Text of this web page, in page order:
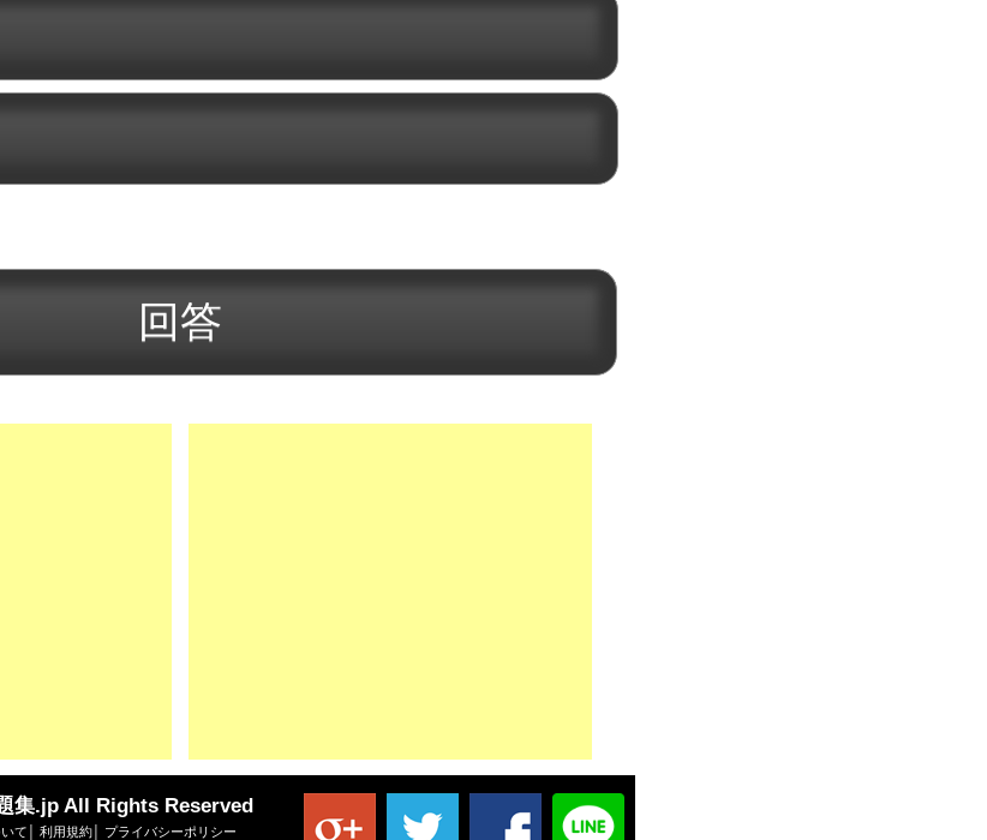
集.jp All Rights Reserved
て 利用規約 プライバシーポリシー